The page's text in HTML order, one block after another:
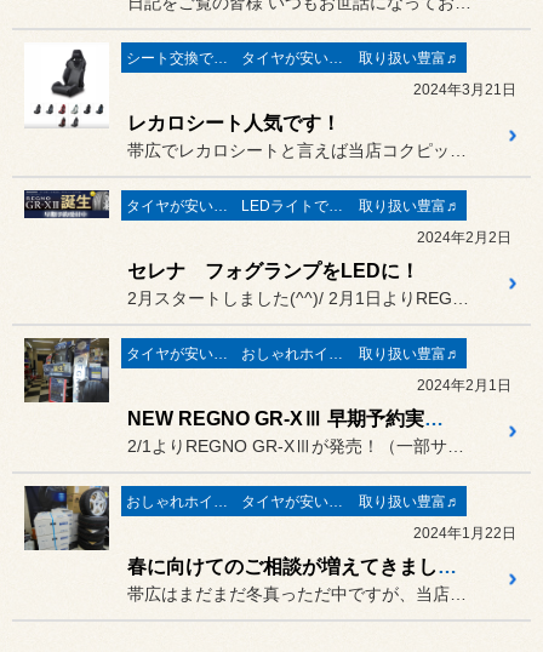
シート交換で快適♪ タイヤが安い(^^♪
取り扱い豊富♬
2024年3月21日
レカロシート人気です！
タイヤが安い(^^♪ LEDライトで視界バッチリ♬
取り扱い豊富♬
2024年2月2日
セレナ フォグランプをLEDに！
タイヤが安い(^^♪ おしゃれホイール♬
取り扱い豊富♬
2024年2月1日
NEW REGNO GR-XⅢ 早期予約実施中！
おしゃれホイール♬ タイヤが安い(^^♪
取り扱い豊富♬
2024年1月22日
春に向けてのご相談が増えてきました！